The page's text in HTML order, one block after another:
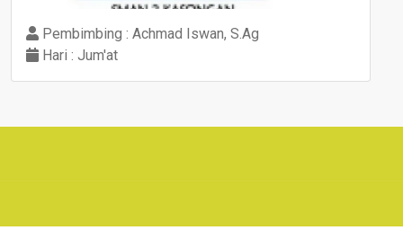
Pembimbing : Achmad Iswan, S.Ag
Hari : Jum'at